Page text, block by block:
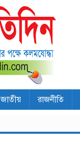
জাতীয় রাজনীতি